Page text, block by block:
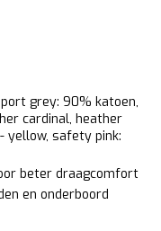
grey: 90% katoen,
cardinal, heather
yellow, safety pink:
beter draagcomfort
en onderboord